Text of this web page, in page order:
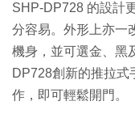
SHP-DP728 的設計
分容易。外形上亦一
機身，並可選金、黑
DP728創新的推拉式
作，即可輕鬆開門。